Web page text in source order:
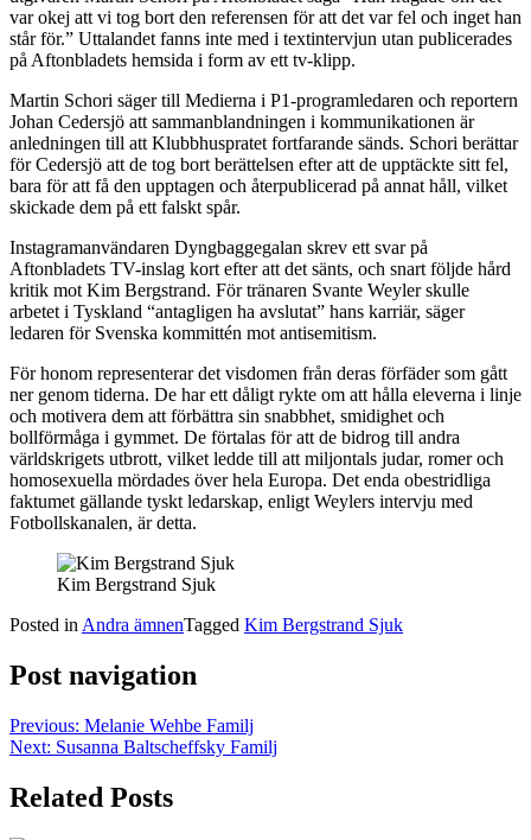
var okej att vi tog bort den referensen för att det var fel och inget han
står för.” Uttalandet fanns inte med i textintervjun utan publicerades
på Aftonbladets hemsida i form av ett tv-klipp.
Martin Schori säger till Medierna i P1-programledaren och reportern
Johan Cedersjö att sammanblandningen i kommunikationen är
anledningen till att Klubbhuspratet fortfarande sänds. Schori berättar
för Cedersjö att de tog bort berättelsen efter att de upptäckte sitt fel,
bara för att få den upptagen och återpublicerad på annat håll, vilket
skickade dem på ett falskt spår.
Instagramanvändaren Dyngbaggegalan skrev ett svar på
Aftonbladets TV-inslag kort efter att det sänts, och snart följde hård
kritik mot Kim Bergstrand. För tränaren Svante Weyler skulle
arbetet i Tyskland “antagligen ha avslutat” hans karriär, säger
ledaren för Svenska kommittén mot antisemitism.
För honom representerar det visdomen från deras förfäder som gått
ner genom tiderna. De har ett dåligt rykte om att hålla eleverna i linje
och motivera dem att förbättra sin snabbhet, smidighet och
bollförmåga i gymmet. De förtalas för att de bidrog till andra
världskrigets utbrott, vilket ledde till att miljontals judar, romer och
homosexuella mördades över hela Europa. Det enda obestridliga
faktumet gällande tyskt ledarskap, enligt Weylers intervju med
Fotbollskanalen, är detta.
Kim Bergstrand Sjuk
Posted in Andra ämnenTagged Kim Bergstrand Sjuk
Post navigation
Previous: Melanie Wehbe Familj
Next: Susanna Baltscheffsky Familj
Related Posts